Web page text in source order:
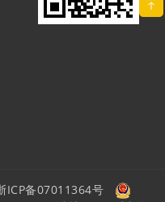
ICP备07011364号